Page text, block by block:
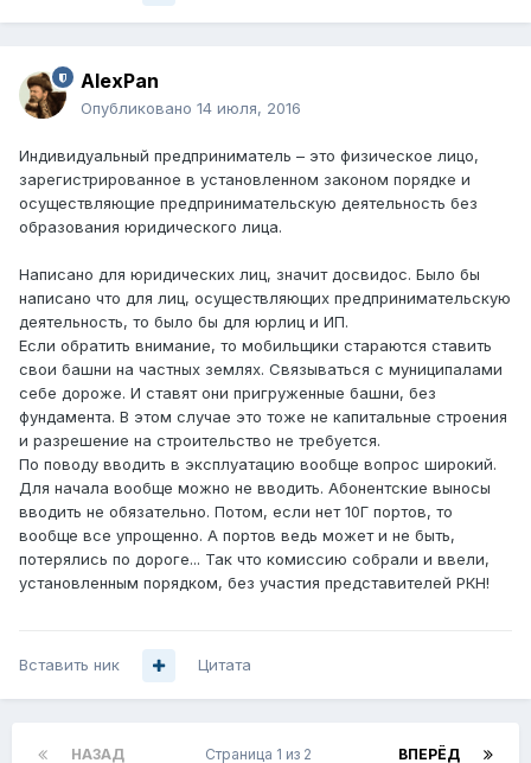
AlexPan
Опубликовано 14 июля, 2016
Индивидуальный предприниматель – это физическое лицо,
зарегистрированное в установленном законом порядке и
осуществляющие предпринимательскую деятельность без
образования юридического лица.
Написано для юридических лиц, значит досвидос. Было бы
написано что для лиц, осуществляющих предпринимательскую
деятельность, то было бы для юрлиц и ИП.
Если обратить внимание, то мобильщики стараются ставить
свои башни на частных землях. Связываться с муниципалами
себе дороже. И ставят они пригруженные башни, без
фундамента. В этом случае это тоже не капитальные строения
и разрешение на строительство не требуется.
По поводу вводить в эксплуатацию вообще вопрос широкий.
Для начала вообще можно не вводить. Абонентские выносы
вводить не обязательно. Потом, если нет 10Г портов, то
вообще все упрощенно. А портов ведь может и не быть,
потерялись по дороге... Так что комиссию собрали и ввели,
установленным порядком, без участия представителей РКН!
Вставить ник Цитата
НАЗАД ВПЕРЁД
Страница 1 из 2